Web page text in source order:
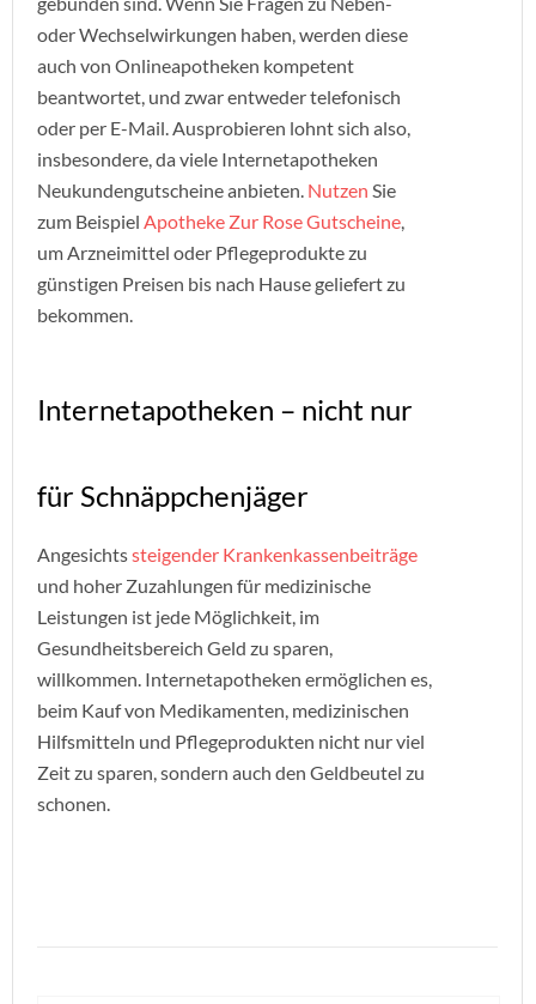
oder Wechselwirkungen haben, werden diese
auch von Onlineapotheken kompetent
beantwortet, und zwar entweder telefonisch
oder per E-Mail. Ausprobieren lohnt sich also,
insbesondere, da viele Internetapotheken
Neukundengutscheine anbieten. Nutzen Sie
zum Beispiel Apotheke Zur Rose Gutscheine,
um Arzneimittel oder Pflegeprodukte zu
günstigen Preisen bis nach Hause geliefert zu
bekommen.
Internetapotheken – nicht nur
für Schnäppchenjäger
Angesichtssteigender Krankenkassenbeiträge
und hoher Zuzahlungen für medizinische
Leistungen ist jede Möglichkeit, im
Gesundheitsbereich Geld zu sparen,
willkommen. Internetapotheken ermöglichen es,
beim Kauf von Medikamenten, medizinischen
Hilfsmitteln und Pflegeprodukten nicht nur viel
Zeit zu sparen, sondern auch den Geldbeutel zu
schonen.